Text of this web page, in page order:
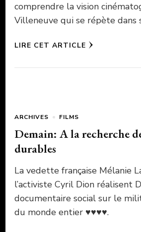
comprendre la vision
Villeneuve qui se répète dans
LIRE CET ARTICLE
ARCHIVES FILMS
Demain: A la recherche
durables
La vedette française Mélanie
l’activiste Cyril Dion réalisent
documentaire social sur le
du monde entier ♥♥♥♥.